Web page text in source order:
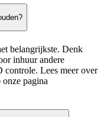
belangrijkste. Denk
inhuur andere
controle. Lees meer over
pagina